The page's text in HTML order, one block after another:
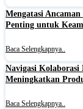
Mengatasi
Penting untuk
Baca Selengkapnya..
Navigasi
Meningkatkan
Baca Selengkapnya..